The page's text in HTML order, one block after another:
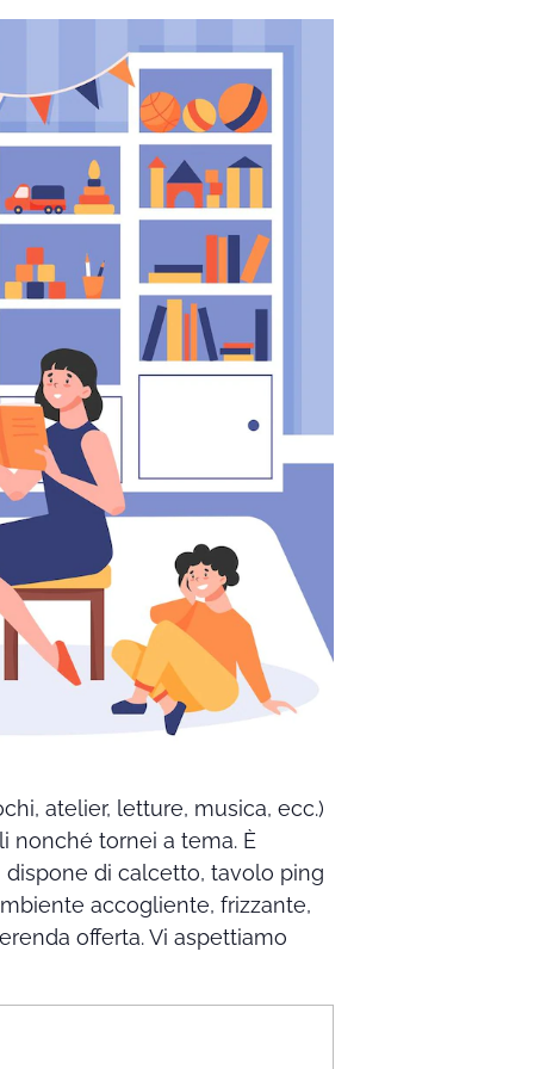
atelier, letture, musica, ecc.)
tornei a tema. È
di calcetto, tavolo ping
accogliente, frizzante,
offerta. Vi aspettiamo